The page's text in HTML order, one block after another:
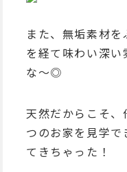
また、無垢素材
を経て味わい深い
な〜◎
天然だからこそ、
つのお家を見学で
てきちゃった！